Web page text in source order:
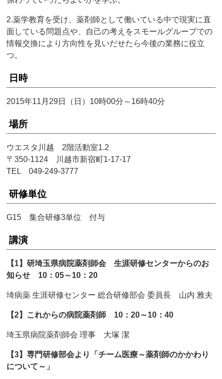
2.薬学教育を受け、薬剤師として働いている中で現実に直
面している問題点や、自己の考えをスモールグループでの
情報交換により方向性を見いだせたら今後の業務に役立
つ。
日時
2015年11月29日（日）10時00分～16時40分
場所
ウエスタ川越 2階活動室1.2
〒350-1124 川越市新宿町1-17-17
TEL 049-249-3777
研修単位
G15 集合研修3単位 付与
講演
【1】研埼玉県病院薬剤師会 生涯研修センターからのお
知らせ 10：05～10：20
埼病薬 生涯研修センター 総合研修部会 委員長 山内 雅夫
【2】これからの病院薬剤師 10：20～10：40
埼玉県病院薬剤師会 理事 大塚 潔
【3】専門研修部会より「チーム医療～薬剤師のかかわり
について～」